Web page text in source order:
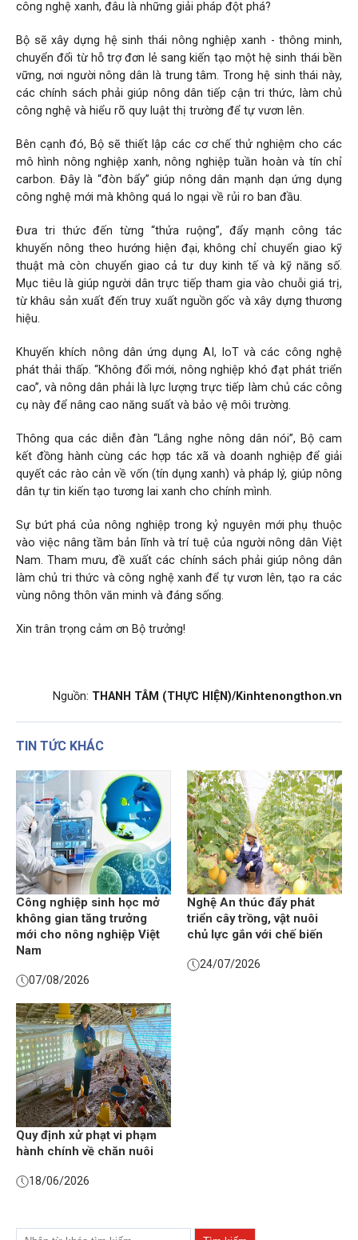
công nghệ xanh, đâu là những giải pháp đột phá?
Bộ sẽ xây dựng hệ sinh thái nông nghiệp xanh - thông minh,
chuyển đổi từ hỗ trợ đơn lẻ sang kiến tạo một hệ sinh thái bền
vững, nơi người nông dân là trung tâm. Trong hệ sinh thái này,
các chính sách phải giúp nông dân tiếp cận tri thức, làm chủ
công nghệ và hiểu rõ quy luật thị trường để tự vươn lên.
Bên cạnh đó, Bộ sẽ thiết lập các cơ chế thử nghiệm cho các
mô hình nông nghiệp xanh, nông nghiệp tuần hoàn và tín chỉ
carbon. Đây là “đòn bẩy” giúp nông dân mạnh dạn ứng dụng
công nghệ mới mà không quá lo ngại về rủi ro ban đầu.
Đưa tri thức đến từng “thửa ruộng”, đẩy mạnh công tác
khuyến nông theo hướng hiện đại, không chỉ chuyển giao kỹ
thuật mà còn chuyển giao cả tư duy kinh tế và kỹ năng số.
Mục tiêu là giúp người dân trực tiếp tham gia vào chuỗi giá trị,
từ khâu sản xuất đến truy xuất nguồn gốc và xây dựng thương
hiệu.
Khuyến khích nông dân ứng dụng AI, IoT và các công nghệ
phát thải thấp. “Không đổi mới, nông nghiệp khó đạt phát triển
cao”, và nông dân phải là lực lượng trực tiếp làm chủ các công
cụ này để nâng cao năng suất và bảo vệ môi trường.
Thông qua các diễn đàn “Lắng nghe nông dân nói”, Bộ cam
kết đồng hành cùng các hợp tác xã và doanh nghiệp để giải
quyết các rào cản về vốn (tín dụng xanh) và pháp lý, giúp nông
dân tự tin kiến tạo tương lai xanh cho chính mình.
Sự bứt phá của nông nghiệp trong kỷ nguyên mới phụ thuộc
vào việc nâng tầm bản lĩnh và trí tuệ của người nông dân Việt
Nam. Tham mưu, đề xuất các chính sách phải giúp nông dân
làm chủ tri thức và công nghệ xanh để tự vươn lên, tạo ra các
vùng nông thôn văn minh và đáng sống.
Xin trân trọng cảm ơn Bộ trưởng!
Nguồn: THANH TÂM (THỰC HIỆN)/Kinhtenongthon.vn
TIN TỨC KHÁC
Công nghiệp sinh học mở
không gian tăng trưởng
mới cho nông nghiệp Việt
Nam
07/08/2026
Nghệ An thúc đẩy phát
triển cây trồng, vật nuôi
chủ lực gắn với chế biến
24/07/2026
Quy định xử phạt vi phạm
hành chính về chăn nuôi
18/06/2026